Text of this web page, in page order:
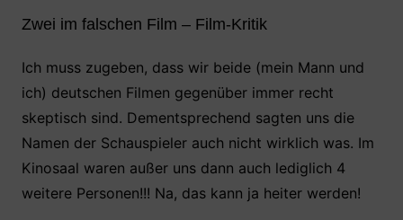
Zwei im falschen Film – Film-Kritik
Ich muss zugeben, dass wir beide (mein Mann und
ich) deutschen Filmen gegenüber immer recht
skeptisch sind. Dementsprechend sagten uns die
Namen der Schauspieler auch nicht wirklich was. Im
Kinosaal waren außer uns dann auch lediglich 4
weitere Personen!!! Na, das kann ja heiter werden!